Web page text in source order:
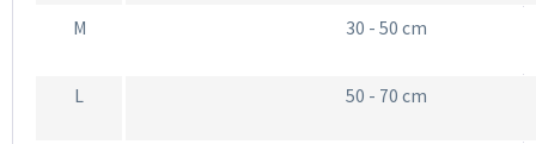
M 30 - 50 cm
L 50 - 70 cm